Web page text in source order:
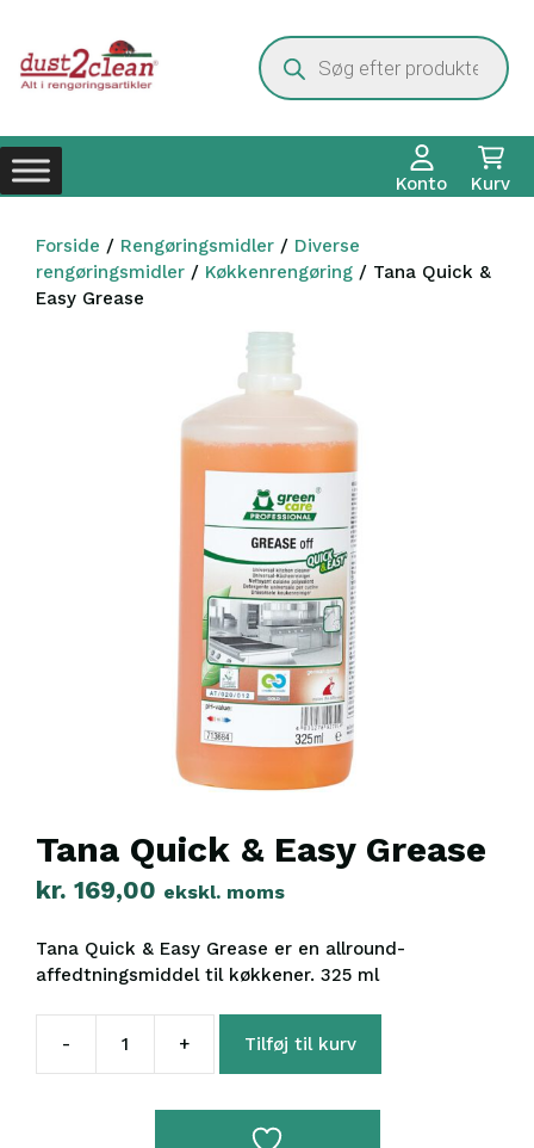
indhold
Products
search
Konto Kurv
Forside / Rengøringsmidler / Diverse
rengøringsmidler / Køkkenrengøring / Tana Quick &
Easy Grease
Tana Quick & Easy Grease
kr. 169,00 ekskl. moms
Tana Quick & Easy Grease er en allround-
affedtningsmiddel til køkkener. 325 ml
-
Tana
&
Easy
+ Tilføj til kurv